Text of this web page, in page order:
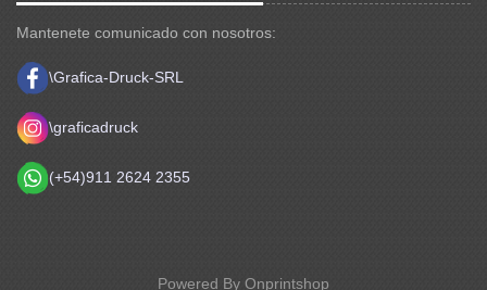
Mantenete comunicado con nosotros:
\Grafica-Druck-SRL
\graficadruck
(+54)911 2624 2355
Powered By Onprintshop